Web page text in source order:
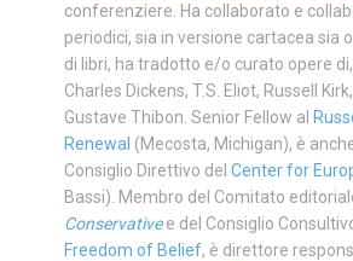
conferenziere. Ha collaborato e
periodici, sia in versione cartacea sia
di libri, ha tradotto e/o curato opere
Charles Dickens, T.S. Eliot, Russell
Gustave Thibon. Senior Fellow al
Renewal (Mecosta, Michigan), è
Consiglio Direttivo del Center for
Bassi). Membro del Comitato
Conservativee del Consiglio
Freedom of Belief, è direttore